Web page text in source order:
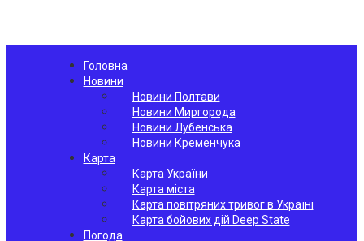
Головна
Новини
Новини Полтави
Новини Миргорода
Новини Лубенська
Новини Кременчука
Карта
Карта України
Карта міста
Карта повітряних тривог в Україні
Карта бойових дій Deep State
Погода